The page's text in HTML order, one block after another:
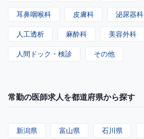
耳鼻咽喉科 皮膚科 泌尿器科
人工透析 麻酔科 美容外科
人間ドック・検診 その他
常勤の医師求人を都道府県から探す
新潟県 富山県 石川県